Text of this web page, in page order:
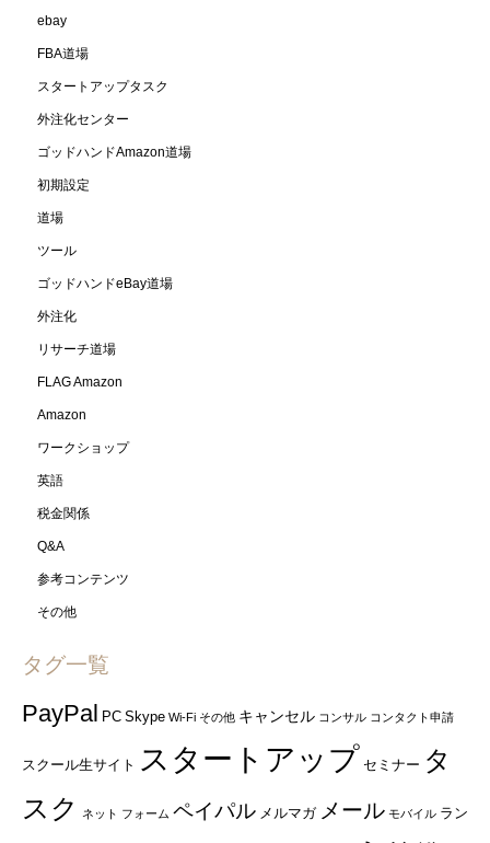
ebay
FBA道場
スタートアップタスク
外注化センター
ゴッドハンドAmazon道場
初期設定
道場
ツール
ゴッドハンドeBay道場
外注化
リサーチ道場
FLAG Amazon
Amazon
ワークショップ
英語
税金関係
Q&A
参考コンテンツ
その他
タグ一覧
PayPal PC Skype Wi-Fi その他 キャンセル コンサル コンタクト申請
スクール生サイト スタートアップ セミナー タ
スク
ネット フォーム ペイパル メルマガ メール モバイル ラン